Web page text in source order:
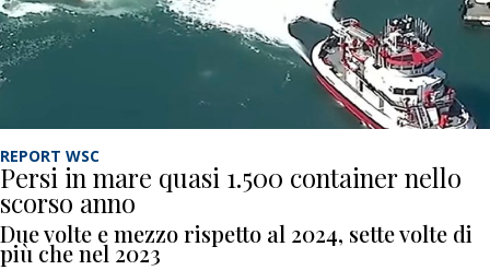
REPORT WSC
Persi in mare quasi 1.500 container nello
scorso anno
Due volte e mezzo rispetto al 2024, sette volte di
più che nel 2023